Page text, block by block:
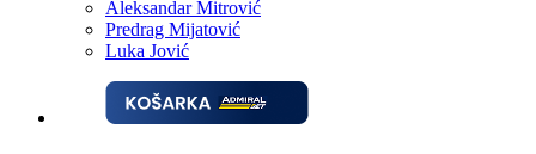
Aleksandar Mitrović
Predrag Mijatović
Luka Jović